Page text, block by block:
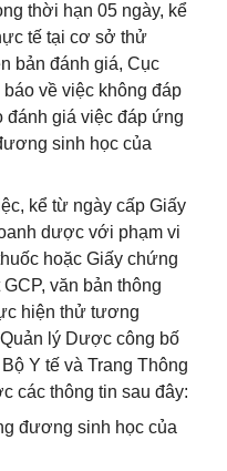
thời hạn 05 ngày, kể
tế tại cơ sở thử
bản đánh giá, Cục
về việc không đáp
đánh giá việc đáp ứng
sinh học của
kể từ ngày cấp Giấy
dược với phạm vi
hoặc Giấy chứng
văn bản thông
hiện thử tương
lý Dược công bố
Y tế và Trang Thông
các thông tin sau đây:
đương sinh học của